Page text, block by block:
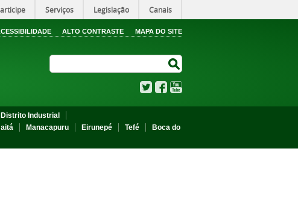
Serviços Legislação Canais
ALTO CONTRASTE MAPA DO SITE
TwitterFacebook
Industrial
Manacapuru Eirunepé Tefé
Boca do